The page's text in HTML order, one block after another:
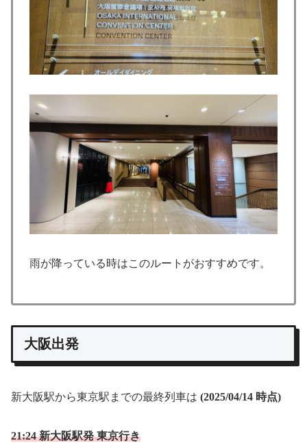
雨が降っている時はこのルートがおすすめです。
大阪出発
新大阪駅から東京駅までの最終列車は (2025/04/14 時点)
21:24 新大阪駅発 東京行き